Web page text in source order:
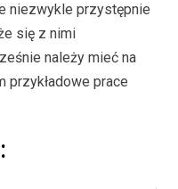
niezwykle przystępnie
się z nimi
należy mieć na
przykładowe prace